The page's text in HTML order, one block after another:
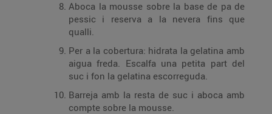
Aboca la mousse sobre la base de pa de
pessic i reserva a la nevera fins que
qualli.
Per a la cobertura: hidrata la gelatina amb
aigua freda. Escalfa una petita part del
suc i fon la gelatina escorreguda.
Barreja amb la resta de suc i aboca amb
compte sobre la mousse.